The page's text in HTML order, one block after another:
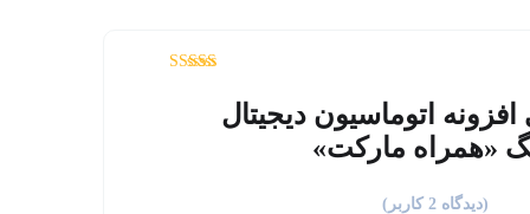
اتوماسیون دیجیتال
«همراه مارکت»
(دیدگاه2 کاربر)